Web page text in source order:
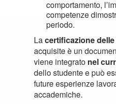
comportamento,
competenze
periodo.
Lacertificazione
acquisite è un
viene integrato nel
dello studente e può
future esperienze
accademiche.